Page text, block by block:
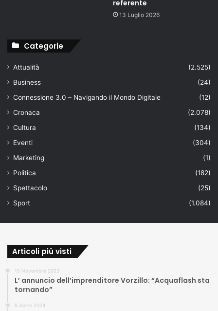
referente
13 Luglio 2026
Categorie
Attualità
(2.525)
Business
(24)
Connessione 3.0 – Navigando il Mondo Digitale
(12)
Cronaca
(2.078)
Cultura
(134)
Eventi
(304)
Marketing
(1)
Politica
(182)
Spettacolo
(25)
Sport
(1.084)
Articoli più visti
15 Novembre 2023
L’ annuncio dell’imprenditore Vorzillo: “Acquaflash sta
tornando”
8 Aprile 2024